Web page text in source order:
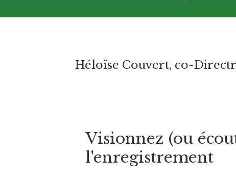
Héloïse Couvert, co-
Visionnez (ou
l'enregistrement